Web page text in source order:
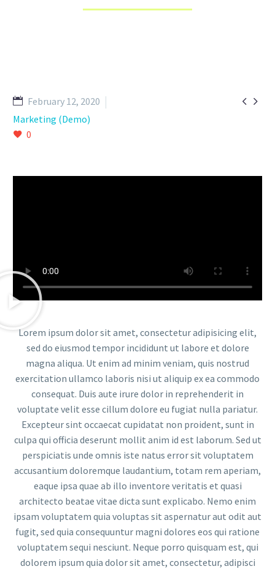
 
February 12, 2020
Marketing (Demo)
0
Lorem ipsum dolor sit amet, consectetur adipisicing elit,
sed do eiusmod tempor incididunt ut labore et dolore
magna aliqua. Ut enim ad minim veniam, quis nostrud
exercitation ullamco laboris nisi ut aliquip ex ea commodo
consequat. Duis aute irure dolor in reprehenderit in
voluptate velit esse cillum dolore eu fugiat nulla pariatur.
Excepteur sint occaecat cupidatat non proident, sunt in
culpa qui officia deserunt mollit anim id est laborum. Sed ut
perspiciatis unde omnis iste natus error sit voluptatem
accusantium doloremque laudantium, totam rem aperiam,
eaque ipsa quae ab illo inventore veritatis et quasi
architecto beatae vitae dicta sunt explicabo. Nemo enim
ipsam voluptatem quia voluptas sit aspernatur aut odit aut
fugit, sed quia consequuntur magni dolores eos qui ratione
voluptatem sequi nesciunt. Neque porro quisquam est, qui
dolorem ipsum quia dolor sit amet, consectetur, adipisci